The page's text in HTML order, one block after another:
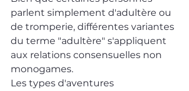
parlent simplement d'adultère ou
de tromperie, différentes variantes
du terme "adultère" s'appliquent
aux relations consensuelles non
monogames.
Les types d'aventures